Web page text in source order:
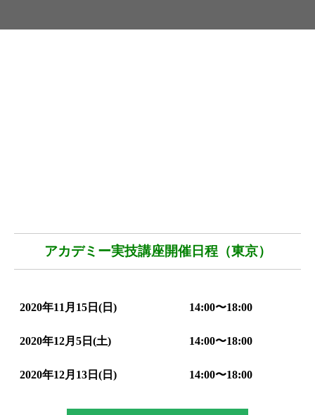
アカデミー実技講座開催日程（東京）
2020年11月15日(日) 14:00〜18:00
2020年12月5日(土) 14:00〜18:00
2020年12月13日(日) 14:00〜18:00